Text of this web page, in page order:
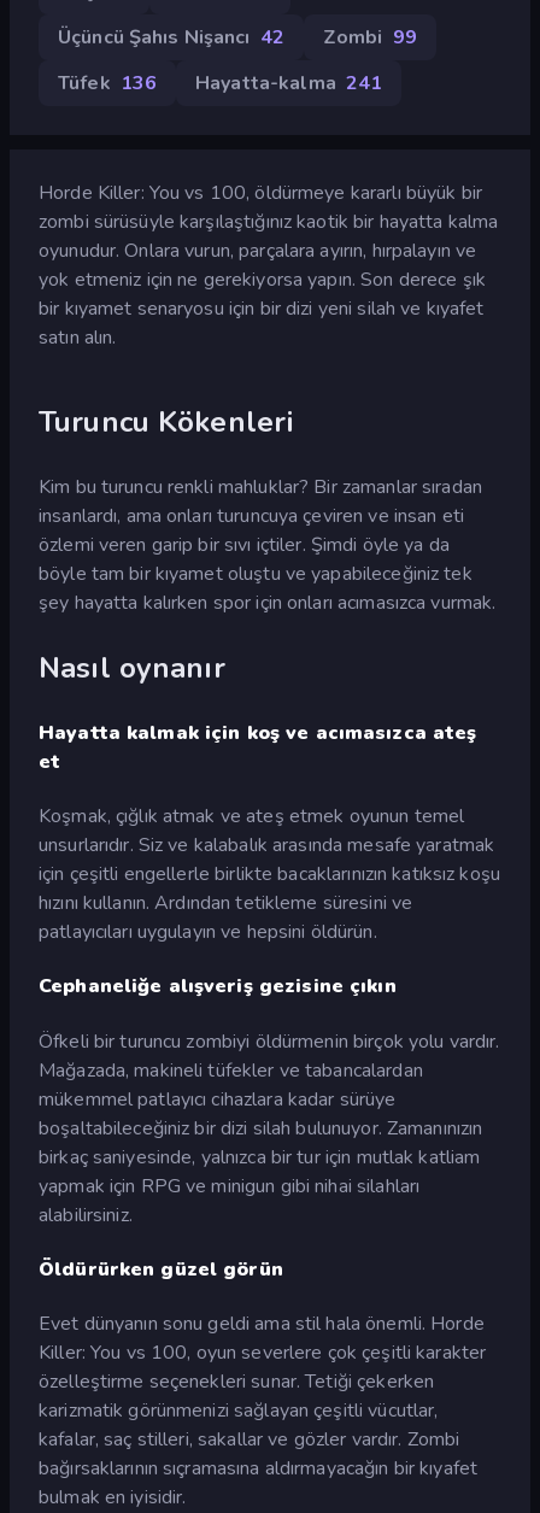
Üçüncü Şahıs Nişancı 42 Zombi 99
Tüfek 136 Hayatta-kalma 241
Horde Killer: You vs 100, öldürmeye kararlı büyük bir
zombi sürüsüyle karşılaştığınız kaotik bir hayatta kalma
oyunudur. Onlara vurun, parçalara ayırın, hırpalayın ve
yok etmeniz için ne gerekiyorsa yapın. Son derece şık
bir kıyamet senaryosu için bir dizi yeni silah ve kıyafet
satın alın.
Turuncu Kökenleri
Kim bu turuncu renkli mahluklar? Bir zamanlar sıradan
insanlardı, ama onları turuncuya çeviren ve insan eti
özlemi veren garip bir sıvı içtiler. Şimdi öyle ya da
böyle tam bir kıyamet oluştu ve yapabileceğiniz tek
şey hayatta kalırken spor için onları acımasızca vurmak.
Nasıl oynanır
Hayatta kalmak için koş ve acımasızca ateş
et
Koşmak, çığlık atmak ve ateş etmek oyunun temel
unsurlarıdır. Siz ve kalabalık arasında mesafe yaratmak
için çeşitli engellerle birlikte bacaklarınızın katıksız koşu
hızını kullanın. Ardından tetikleme süresini ve
patlayıcıları uygulayın ve hepsini öldürün.
Cephaneliğe alışveriş gezisine çıkın
Öfkeli bir turuncu zombiyi öldürmenin birçok yolu vardır.
Mağazada, makineli tüfekler ve tabancalardan
mükemmel patlayıcı cihazlara kadar sürüye
boşaltabileceğiniz bir dizi silah bulunuyor. Zamanınızın
birkaç saniyesinde, yalnızca bir tur için mutlak katliam
yapmak için RPG ve minigun gibi nihai silahları
alabilirsiniz.
Öldürürken güzel görün
Evet dünyanın sonu geldi ama stil hala önemli. Horde
Killer: You vs 100, oyun severlere çok çeşitli karakter
özelleştirme seçenekleri sunar. Tetiği çekerken
karizmatik görünmenizi sağlayan çeşitli vücutlar,
kafalar, saç stilleri, sakallar ve gözler vardır. Zombi
bağırsaklarının sıçramasına aldırmayacağın bir kıyafet
bulmak en iyisidir.